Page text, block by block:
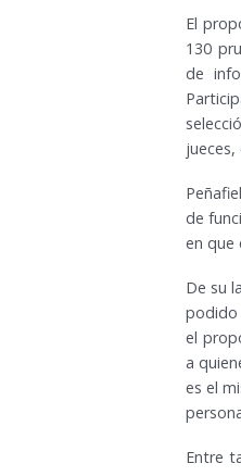
El
130
de
de
en que
De su
podido
el
a
es el
Entre